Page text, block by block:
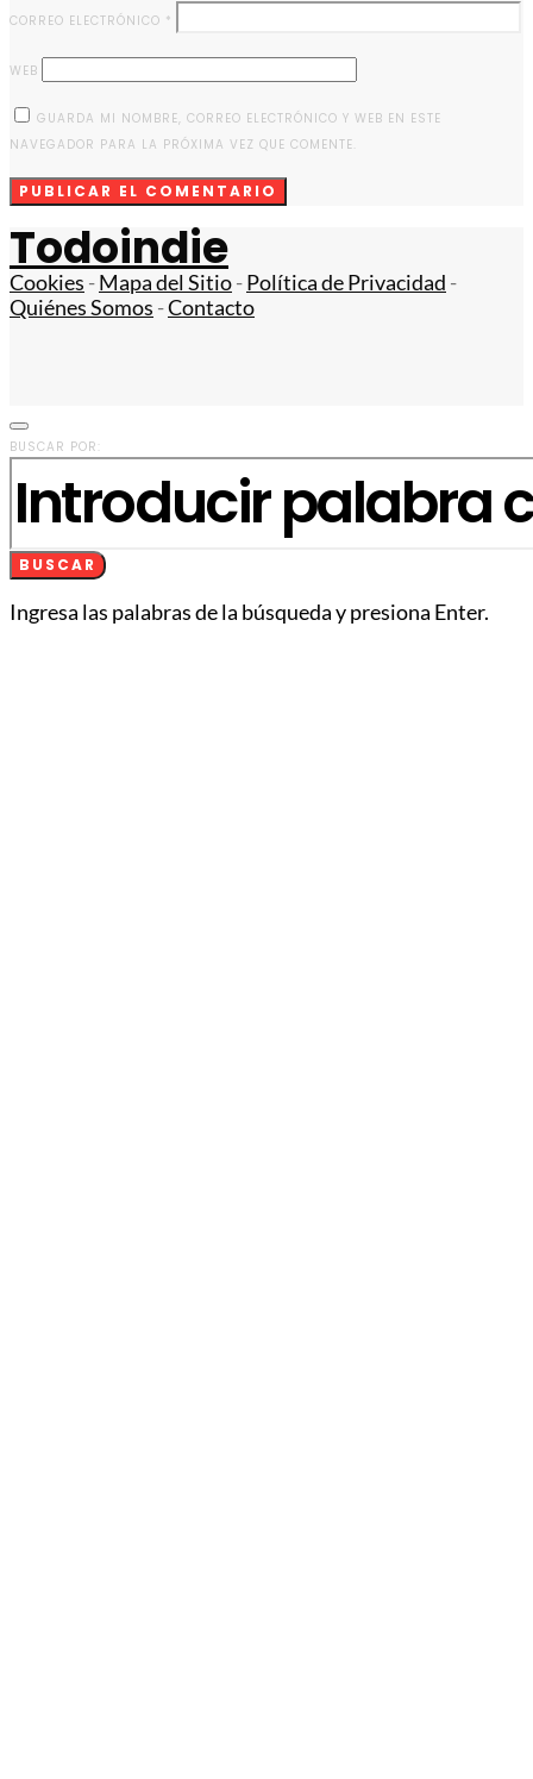
CORREO ELECTRÓNICO *
WEB
GUARDA MI NOMBRE, CORREO ELECTRÓNICO Y WEB EN ESTE
NAVEGADOR PARA LA PRÓXIMA VEZ QUE COMENTE.
Todoindie
Cookies -Mapa del Sitio-Política de Privacidad -
Quiénes Somos -Contacto
BUSCAR POR:
BUSCAR
Ingresa las palabras de la búsqueda y presiona Enter.